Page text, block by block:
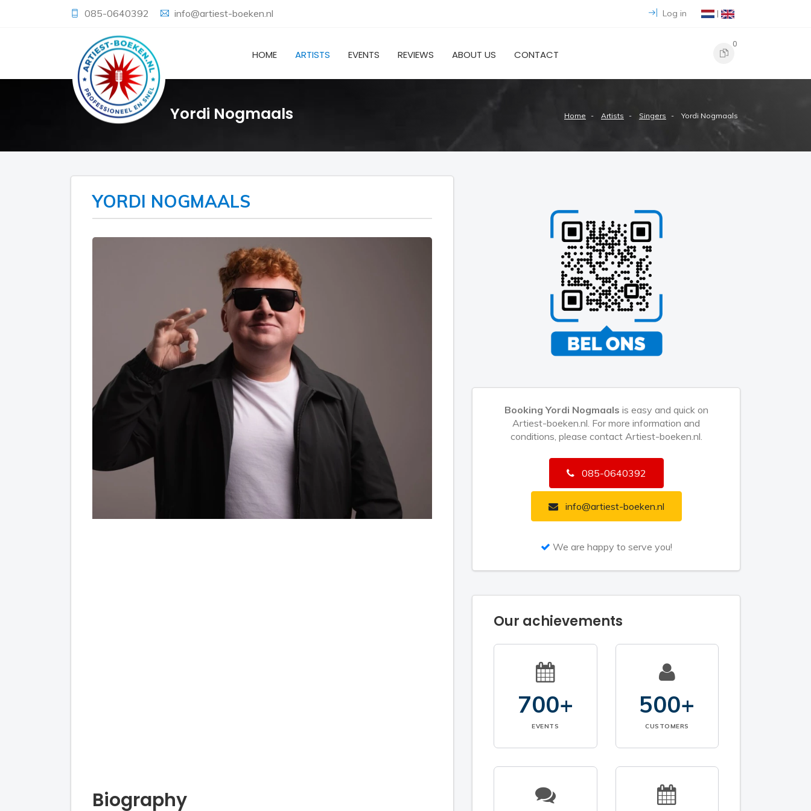
085-0640392 info@artiest-boeken.nl Log in |
HOME ARTISTS EVENTS REVIEWS ABOUT US CONTACT
0
Yordi Nogmaals Home Artists Singers Yordi Nogmaals
YORDI NOGMAALS
Biography
Booking Yordi Nogmaals is easy and quick on
Artiest-boeken.nl. For more information and
conditions, please contact Artiest-boeken.nl.
085-0640392
info@artiest-boeken.nl
We are happy to serve you!
Our achievements
700+
EVENTS
500+
CUSTOMERS